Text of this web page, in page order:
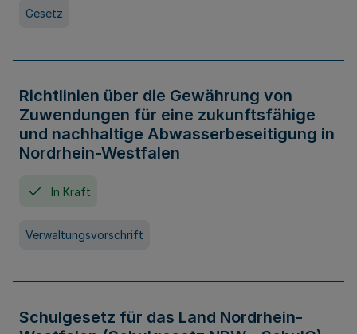
Gesetz
Richtlinien über die Gewährung von
Zuwendungen für eine zukunftsfähige
und nachhaltige Abwasserbeseitigung in
Nordrhein-Westfalen
In Kraft
Verwaltungsvorschrift
Schulgesetz für das Land Nordrhein-